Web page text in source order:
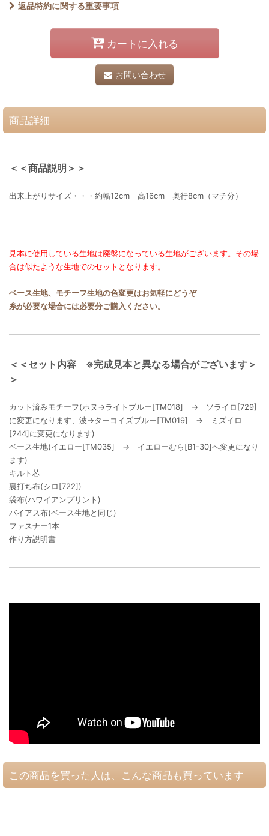
返品特約に関する重要事項
カートに入れる
お問い合わせ
商品詳細
＜＜商品説明＞＞
出来上がりサイズ・・・約幅12cm 高16cm 奥行8cm（マチ分）
見本に使用している生地は廃盤になっている生地がございます。その場
合は似たような生地でのセットとなります。
ベース生地、モチーフ生地の色変更はお気軽にどうぞ
糸が必要な場合には必要分ご購入ください。
＜＜セット内容 ※完成見本と異なる場合がございます＞
＞
カット済みモチーフ(ホヌ→ライトブルー[TM018] → ソライロ[729]
に変更になります、波→ターコイズブルー[TM019] → ミズイロ
[244]に変更になります)
ベース生地(イエロー[TM035] → イエローむら[B1-30]へ変更になり
ます)
キルト芯
裏打ち布(シロ[722])
袋布(ハワイアンプリント)
バイアス布(ベース生地と同じ)
ファスナー1本
作り方説明書
この商品を買った人は、こんな商品も買っています